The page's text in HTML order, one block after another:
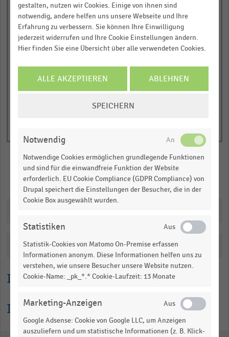
Lesehilfe
Informationen zur Statistik
The
chart
has
displaying
Payments
Millionen).
Range:
View
table.
20112012201320142015201620172018201920202021
0,0
of
interactive
… und vieles mehr!
JETZT INFORMIEREN
Merken Teilen
Katalogisierung
gestalten, nutzen wir Cookies. Einige von ihnen sind
notwendig, andere helfen uns unsere Webseite und Ihre
Erfahrung zu verbessern. Sie können Ihre Einwilligung
jederzeit widerrufen und Ihre Cookie Einstellungen ändern.
Hier finden Sie eine Übersicht über alle verwendeten Cookies.
ALLE AKZEPTIEREN ABLEHNEN
SPEICHERN
Notwendig
Notwendige Cookies ermöglichen grundlegende Funktionen
und sind für die einwandfreie Funktion der Website
erforderlich. EU Cookie Compliance (GDPR Compliance) von
Drupal speichert die Einstellungen der Besucher, die in der
Cookie Box ausgewählt wurden.
Statistiken
Statistik-Cookies von Matomo On-Premise erfassen
Informationen anonym. Diese Informationen helfen uns zu
verstehen, wie unsere Besucher unsere Website nutzen.
Cookie-Name: _pk_*.* Cookie-Laufzeit: 13 Monate
Marketing-Anzeigen
Google Adsense: Cookie von Google LLC, um Anzeigen
auszuliefern und um statistische Informationen (z. B. Klick-